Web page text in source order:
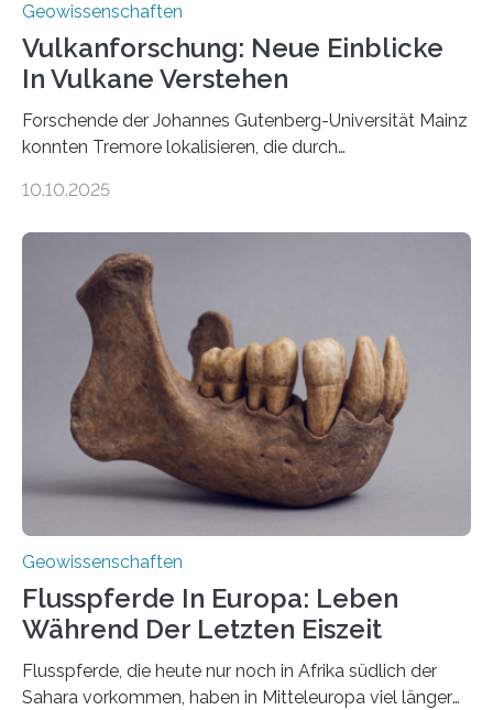
Geowissenschaften
Vulkanforschung: Neue Einblicke
In Vulkane Verstehen
Forschende der Johannes Gutenberg-Universität Mainz
konnten Tremore lokalisieren, die durch
Vulkan? Was passiert in der Erde darunter? Wo
erzeugt durch Magma oder Gase, die sich durch
Schlote einen Weg nach oben bahnen? Jun.-Prof. Dr.
Miriam Christina Reiss, Vulkanseismologin an der
Johannes Gutenberg-Universität Mainz (JGU), und ihr
Team haben am Vulkan Oldoinyo Lengai in Tansania
solche Tremore lokalisiert. „Wir konnten die Tremore
nicht nur nachweisen, sondern ihren Ort in…
10.10.2025
Geowissenschaften
Flusspferde In Europa: Leben
Während Der Letzten Eiszeit
Flusspferde, die heute nur noch in Afrika südlich der
Sahara vorkommen, haben in Mitteleuropa viel länger